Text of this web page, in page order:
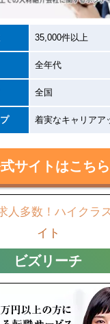
35,000件以上
全年代
全国
着実なキャリアア
サイトはこちら
人多数！ハイクラ
イト
ビズリーチ